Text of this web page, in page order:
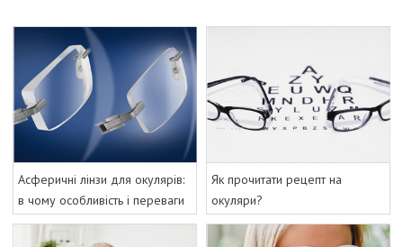
Асферичні лінзи для окулярів:
в чому особливість і переваги
Як прочитати рецепт на
окуляри?